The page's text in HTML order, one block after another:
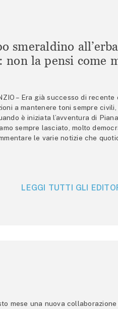
smeraldino
non la pensi come
– Era già successo di
a mantenere toni sempre
è iniziata l’avventura di
sempre lasciato, molto
le varie notizie che
LEGGI TUTTI GLI
mese una nuova